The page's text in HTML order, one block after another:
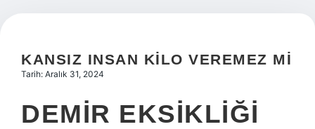
Hakkımızda
KANSIZ INSAN KILO VEREMEZ MI
Tarih: Aralık 31, 2024
DEMIR EKSIKLIĞI